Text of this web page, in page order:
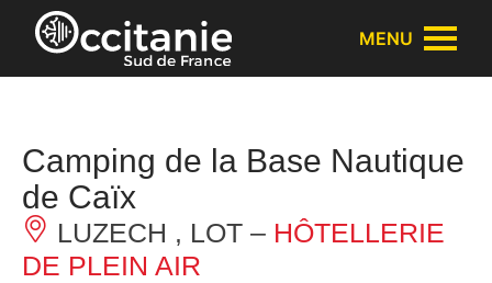
Panneau de gestion des cookies
MENU
Camping de la Base Nautique
de Caïx
LUZECH , LOT – HÔTELLERIE
DE PLEIN AIR